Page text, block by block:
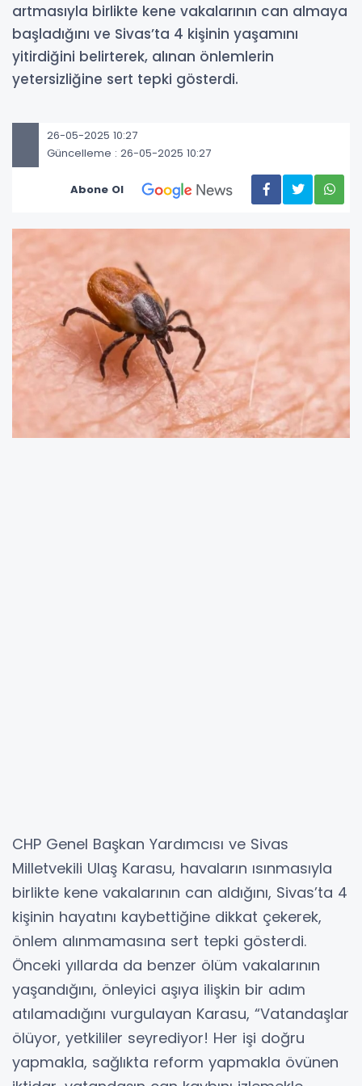
artmasıyla birlikte kene vakalarının can almaya
başladığını ve Sivas’ta 4 kişinin yaşamını
yitirdiğini belirterek, alınan önlemlerin
yetersizliğine sert tepki gösterdi.
26-05-2025 10:27
Güncelleme : 26-05-2025 10:27
Abone Ol
CHP Genel Başkan Yardımcısı ve Sivas
Milletvekili Ulaş Karasu, havaların ısınmasıyla
birlikte kene vakalarının can aldığını, Sivas’ta 4
kişinin hayatını kaybettiğine dikkat çekerek,
önlem alınmamasına sert tepki gösterdi.
Önceki yıllarda da benzer ölüm vakalarının
yaşandığını, önleyici aşıya ilişkin bir adım
atılamadığını vurgulayan Karasu, “Vatandaşlar
ölüyor, yetkililer seyrediyor! Her işi doğru
yapmakla, sağlıkta reform yapmakla övünen